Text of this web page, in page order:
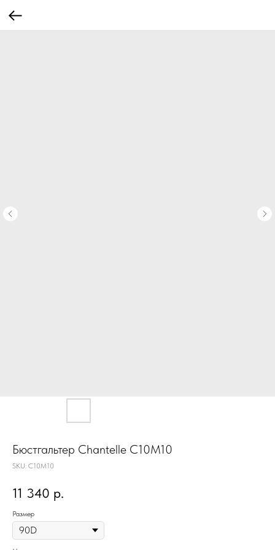
Бюстгальтер Chantelle C10M10
SKU: C10M10
11 340 р.
Размер